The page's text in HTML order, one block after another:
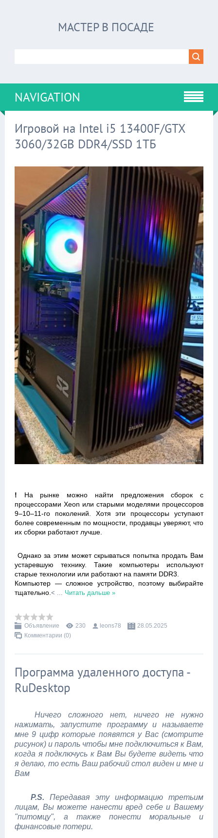
МАСТЕР В ПОСАДЕ
NAVIGATION
Игровой на Intel i5 13400F/GTX
3060/32GB DDR4/SSD 1ТБ
! На рынке можно найти предложения сборок с
процессорами Xeon или старыми моделями процессоров
9–10–11-го поколений. Хотя эти процессоры уступают
более современным по мощности, продавцы уверяют, что
их сборки работают лучше.
Однако за этим может скрываться попытка продать Вам
устаревшую технику. Такие компьютеры используют
старые технологии или работают на памяти DDR3.
Компьютер — сложное устройство, поэтому выбирайте
тщательно. < ... Читать дальше »
Объявление 230 leons78
28.05.2025
Комментарии (0)
Программа удаленного доступа -
RuDesktop
Ничего сложного нет, ничего не нужно
нажимать, запустите программу и называете
мне 9 цифр которые появятся у Вас (смотрите
рисунок) и пароль чтобы мне подключиться к Вам,
когда я подключусь к Вам Вы будете видеть что
я делаю, то есть Ваш рабочий стол виден и мне и
Вам
P.S. Передавая эту информацию третьим
лицам, Вы можете нанести вред себе и Вашему
"питомцу", а также понести моральные и
финансовые потери.